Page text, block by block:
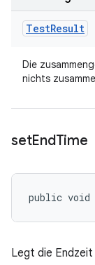
TestResult
Die
nichts
setEndTime
public void
Legt die